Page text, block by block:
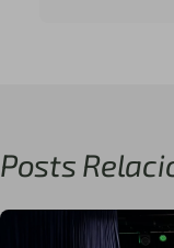
Posts